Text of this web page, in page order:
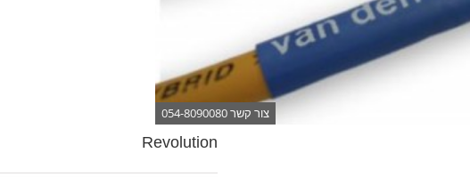
צור קשר 054-8090080
Revolution